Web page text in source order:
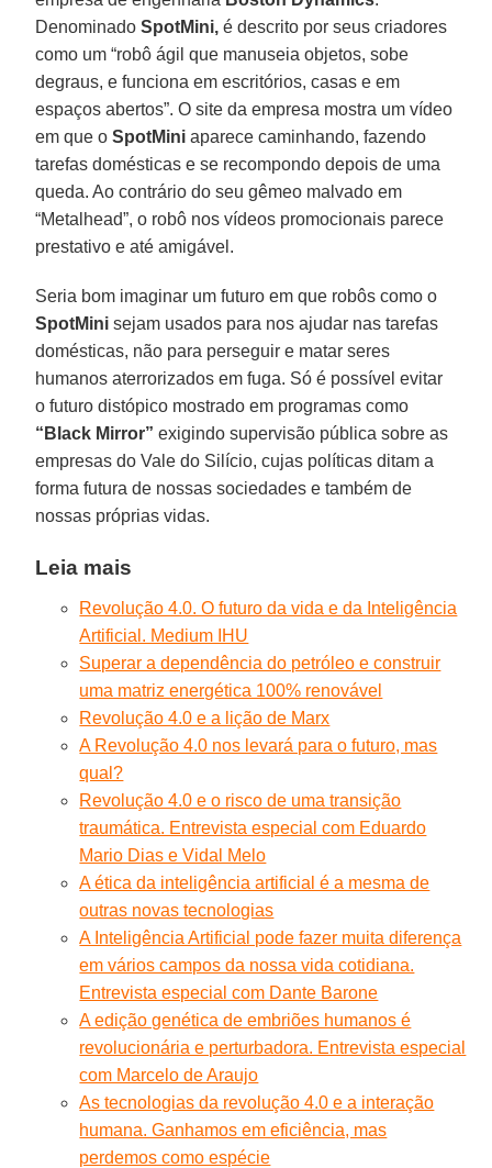
DenominadoSpotMini, é descrito por seus criadores
como um “robô ágil que manuseia objetos, sobe
degraus, e funciona em escritórios, casas e em
espaços abertos”. O site da empresa mostra um vídeo
em que oSpotMini aparece caminhando, fazendo
tarefas domésticas e se recompondo depois de uma
queda. Ao contrário do seu gêmeo malvado em
“Metalhead”, o robô nos vídeos promocionais parece
prestativo e até amigável.
Seria bom imaginar um futuro em que robôs como o
SpotMini sejam usados para nos ajudar nas tarefas
domésticas, não para perseguir e matar seres
humanos aterrorizados em fuga. Só é possível evitar
o futuro distópico mostrado em programas como
“Black Mirror” exigindo supervisão pública sobre as
empresas do Vale do Silício, cujas políticas ditam a
forma futura de nossas sociedades e também de
nossas próprias vidas.
Leia mais
Revolução 4.0. O futuro da vida e da Inteligência
Artificial. Medium IHU
Superar a dependência do petróleo e construir
uma matriz energética 100% renovável
Revolução 4.0 e a lição de Marx
A Revolução 4.0 nos levará para o futuro, mas
qual?
Revolução 4.0 e o risco de uma transição
traumática. Entrevista especial com Eduardo
Mario Dias e Vidal Melo
A ética da inteligência artificial é a mesma de
outras novas tecnologias
A Inteligência Artificial pode fazer muita diferença
em vários campos da nossa vida cotidiana.
Entrevista especial com Dante Barone
A edição genética de embriões humanos é
revolucionária e perturbadora. Entrevista especial
com Marcelo de Araujo
As tecnologias da revolução 4.0 e a interação
humana. Ganhamos em eficiência, mas
perdemos como espécie